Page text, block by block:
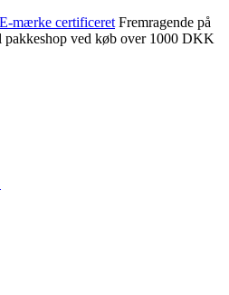
E-mærke certificeret Fremragende på
pakkeshop ved køb over 1000 DKK